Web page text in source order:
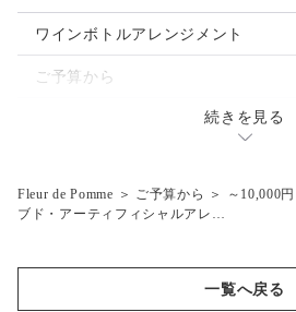
ご入学・ご卒業
お誕生日
ハロウィン
ワインボトルアレンジメント
ご予算から
～7,000円
続きを見る
Fleur de Pomme ＞ ご予算から ＞ ～10,000円
ブド・アーティフィシャルアレ…
一覧へ戻る